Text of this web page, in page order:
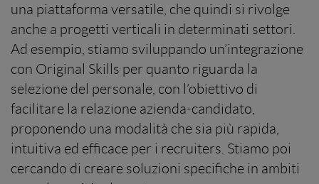
una piattaforma versatile, che quindi si rivolge
anche a progetti verticali in determinati settori.
Ad esempio, stiamo sviluppando un’integrazione
con Original Skills per quanto riguarda la
selezione del personale, con l’obiettivo di
facilitare la relazione azienda-candidato,
proponendo una modalità che sia più rapida,
intuitiva ed efficace per i recruiters. Stiamo poi
cercando di creare soluzioni specifiche in ambiti